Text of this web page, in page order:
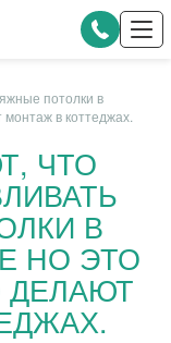
потолки в
в коттеджах.
ЧТО
В
НО ЭТО
ДЕЛАЮТ